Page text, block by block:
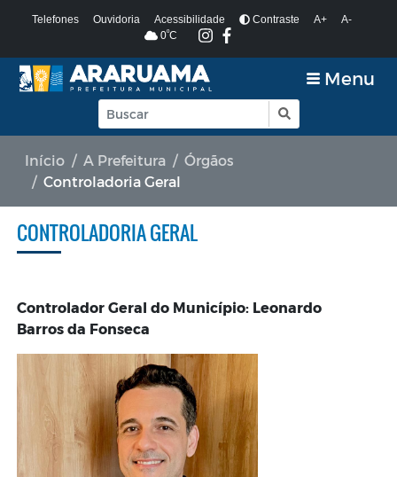
Telefones Ouvidoria Acessibilidade Contraste A+
A-
0ºC
Menu
Início A Prefeitura
Órgãos
Controladoria Geral
CONTROLADORIA GERAL
Controlador Geral do Município: Leonardo
Barros da Fonseca